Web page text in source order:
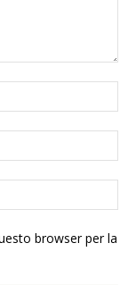
browser per la